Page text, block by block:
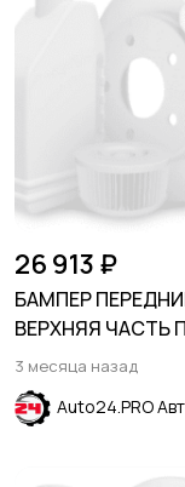
26 913 ₽
БАМПЕР
ВЕРХНЯЯ ЧАСТЬ
ПАРКТРОНИКИ
ESCAPE 2023-
3 месяца назад